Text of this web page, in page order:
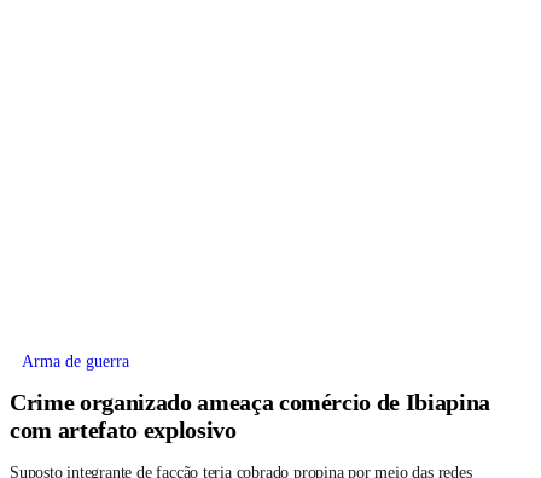
Arma de guerra
Crime organizado ameaça comércio de Ibiapina
com artefato explosivo
Suposto integrante de facção teria cobrado propina por meio das redes